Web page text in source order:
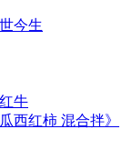
今生
牛
西红柿 混合拌》